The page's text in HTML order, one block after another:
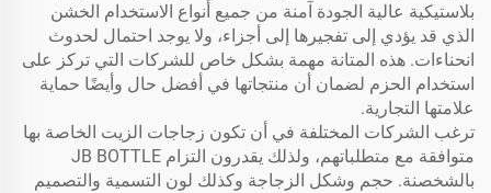
بلاستيكية عالية الجودة آمنة من جميع أنواع الاستخدام الخشن
الذي قد يؤدي إلى تفجيرها إلى أجزاء، ولا يوجد احتمال لحدوث
انحناءات. هذه المتانة مهمة بشكل خاص للشركات التي تركز على
استخدام الحزم لضمان أن منتجاتها في أفضل حال وأيضًا حماية
علامتها التجارية.
ترغب الشركات المختلفة في أن تكون زجاجات الزيت الخاصة بها
متوافقة مع متطلباتهم، ولذلك يقدرون التزام JB BOTTLE
بالشخصنة. حجم وشكل الزجاجة وكذلك لون التسمية والتصميم